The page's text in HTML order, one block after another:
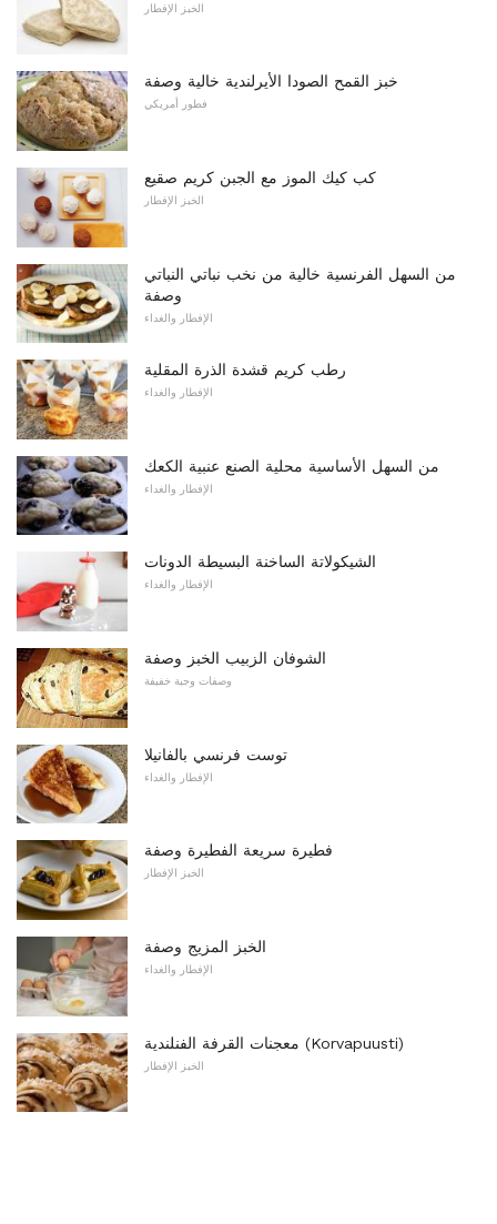
الخبز الإفطار
خبز القمح الصودا الأيرلندية خالية وصفة
فطور أمريكي
كب كيك الموز مع الجبن كريم صقيع
الخبز الإفطار
من السهل الفرنسية خالية من نخب نباتي النباتي
وصفة
الإفطار والغداء
رطب كريم قشدة الذرة المقلية
الإفطار والغداء
من السهل الأساسية محلية الصنع عنبية الكعك
الإفطار والغداء
الشيكولاتة الساخنة البسيطة الدونات
الإفطار والغداء
الشوفان الزبيب الخبز وصفة
وصفات وجبة خفيفة
توست فرنسي بالفانيلا
الإفطار والغداء
فطيرة سريعة الفطيرة وصفة
الخبز الإفطار
الخبز المزيج وصفة
الإفطار والغداء
معجنات القرفة الفنلندية (Korvapuusti)
الخبز الإفطار